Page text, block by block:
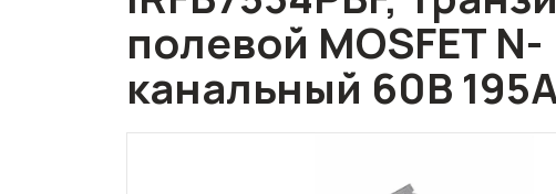
полевой MOSFET N-
канальный 60В